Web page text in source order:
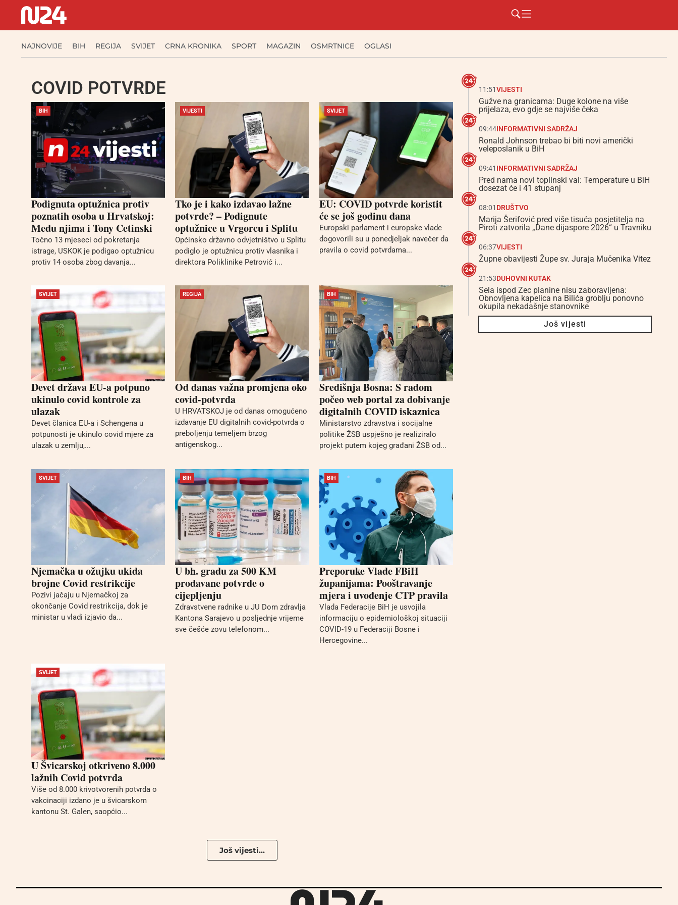
NAJNOVIJE BIH REGIJA SVIJET CRNA KRONIKA SPORT MAGAZIN OSMRTNICE OGLASI
COVID POTVRDE
BIH
Podignuta optužnica protiv
poznatih osoba u Hrvatskoj:
Među njima i Tony Cetinski
Točno 13 mjeseci od pokretanja
istrage, USKOK je podigao optužnicu
protiv 14 osoba zbog davanja...
VIJESTI
Tko je i kako izdavao lažne
potvrde? – Podignute
optužnice u Vrgorcu i Splitu
Općinsko državno odvjetništvo u Splitu
podiglo je optužnicu protiv vlasnika i
direktora Poliklinike Petrović i...
SVIJET
EU: COVID potvrde koristit
će se još godinu dana
Europski parlament i europske vlade
dogovorili su u ponedjeljak navečer da
pravila o covid potvrdama...
SVIJET
Devet država EU-a potpuno
ukinulo covid kontrole za
ulazak
Devet članica EU-a i Schengena u
potpunosti je ukinulo covid mjere za
ulazak u zemlju,...
REGIJA
Od danas važna promjena oko
covid-potvrda
U HRVATSKOJ je od danas omogućeno
izdavanje EU digitalnih covid-potvrda o
preboljenju temeljem brzog
antigenskog...
BIH
Središnja Bosna: S radom
počeo web portal za dobivanje
digitalnih COVID iskaznica
Ministarstvo zdravstva i socijalne
politike ŽSB uspješno je realiziralo
projekt putem kojeg građani ŽSB od...
SVIJET
Njemačka u ožujku ukida
brojne Covid restrikcije
Pozivi jačaju u Njemačkoj za
okončanje Covid restrikcija, dok je
ministar u vladi izjavio da...
BIH
U bh. gradu za 500 KM
prodavane potvrde o
cijepljenju
Zdravstvene radnike u JU Dom zdravlja
Kantona Sarajevo u posljednje vrijeme
sve češće zovu telefonom...
BIH
Preporuke Vlade FBiH
županijama: Pooštravanje
mjera i uvođenje CTP pravila
Vlada Federacije BiH je usvojila
informaciju o epidemiološkoj situaciji
COVID-19 u Federaciji Bosne i
Hercegovine...
SVIJET
U Švicarskoj otkriveno 8.000
lažnih Covid potvrda
Više od 8.000 krivotvorenih potvrda o
vakcinaciji izdano je u švicarskom
kantonu St. Galen, saopćio...
Još vijesti...
11:51VIJESTI
Gužve na granicama: Duge kolone na više
prijelaza, evo gdje se najviše čeka
09:44INFORMATIVNI SADRŽAJ
Ronald Johnson trebao bi biti novi američki
veleposlanik u BiH
09:41 INFORMATIVNI SADRŽAJ
Pred nama novi toplinski val: Temperature u BiH
dosezat će i 41 stupanj
08:01 DRUŠTVO
Marija Šerifović pred više tisuća posjetitelja na
Piroti zatvorila „Dane dijaspore 2026“ u Travniku
06:37VIJESTI
Župne obavijesti Župe sv. Juraja Mučenika Vitez
21:53DUHOVNI KUTAK
Sela ispod Zec planine nisu zaboravljena:
Obnovljena kapelica na Bilića groblju ponovno
okupila nekadašnje stanovnike
Još vijesti